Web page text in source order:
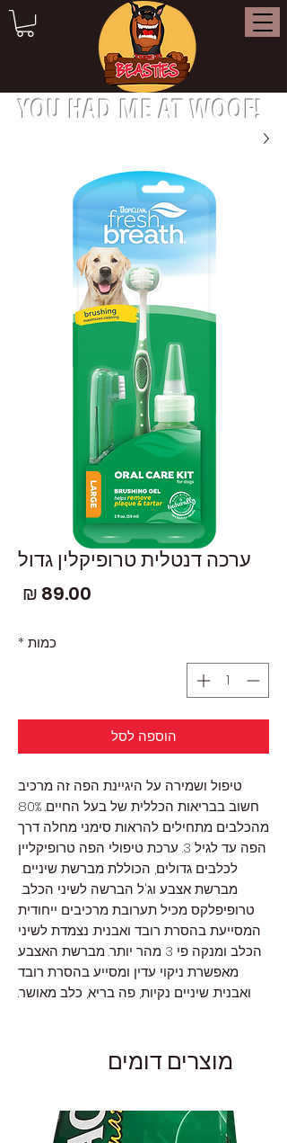
YOU HAD ME AT WOOF!
ערכה דנטלית טרופיקלין גדול
כמות *
הוספה לסל
טיפול ושמירה על היגיינת הפה זה מרכיב
חשוב בבריאות הכללית של בעל החיים. 80%
מהכלבים מתחילים להראות סימני מחלה דרך
הפה עד לגיל 3. ערכת טיפולי הפה טרופיקליין
לכלבים גדולים, הכוללת מברשת שיניים.
מברשת אצבע וג'ל הברשה לשיני הכלב.
טרופיפלקס מכיל תערובת מרכיבים ייחודית
המסייעת בהסרת רובד ואבנית. נצמדת לשיני
הכלב ומנקה פי 3 מהר יותר. מברשת האצבע
מאפשרת ניקוי עדין ומסייע בהסרת רובד
ואבנית. שיניים נקיות, פה בריא, כלב מאושר.
מוצרים דומים